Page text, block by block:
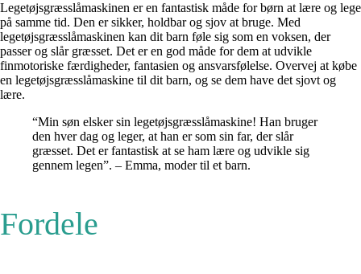
Legetøjsgræsslåmaskinen er en fantastisk måde for børn at lære og lege
på samme tid. Den er sikker, holdbar og sjov at bruge. Med
legetøjsgræsslåmaskinen kan dit barn føle sig som en voksen, der
passer og slår græsset. Det er en god måde for dem at udvikle
finmotoriske færdigheder, fantasien og ansvarsfølelse. Overvej at købe
en legetøjsgræsslåmaskine til dit barn, og se dem have det sjovt og
lære.
“Min søn elsker sin legetøjsgræsslåmaskine! Han bruger
den hver dag og leger, at han er som sin far, der slår
græsset. Det er fantastisk at se ham lære og udvikle sig
gennem legen”. – Emma, moder til et barn.
Fordele